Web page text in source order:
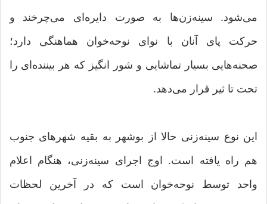
می‌شود. سینه‌زن‌ها به صورت دایره‌ای می‌چرخند و
حركت پای آنان با نوای نوحه‌خوان هماهنگی دارد؛
صحنه‌هایی بسیار تماشایی و شور انگیز که هر بیننده‌ای را
تحت تا ثیر قرار می‌دهد.
این نوع سینه‌زنی حالا از بوشهر به بقیه شهرهای جنوب
هم راه یافته است. اوج اجرای سینه‌زنی، هنگام اعلام
واحد توسط نوحه‌خوان است که در آخرین لحظات